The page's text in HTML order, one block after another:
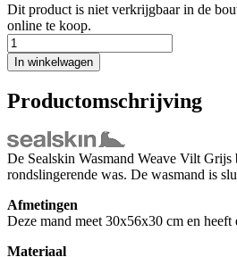
Dit product is niet verkrijgbaar in de
online te koop.
In winkelwagen
Productomschrijving
De Sealskin Wasmand Weave Vilt Grijs
rondslingerende was. De wasmand is
Afmetingen
Deze mand meet 30x56x30 cm en
Materiaal